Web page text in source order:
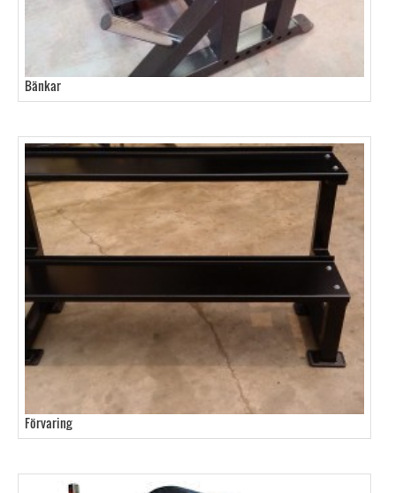
Bänkar
Förvaring